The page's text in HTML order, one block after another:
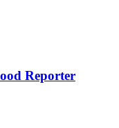
Reporter